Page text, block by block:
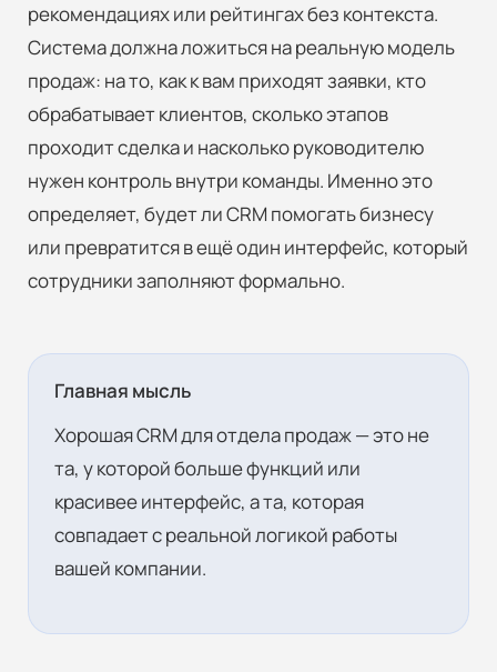
рекомендациях или рейтингах без контекста.
Система должна ложиться на реальную модель
продаж: на то, как к вам приходят заявки, кто
обрабатывает клиентов, сколько этапов
проходит сделка и насколько руководителю
нужен контроль внутри команды. Именно это
определяет, будет ли CRM помогать бизнесу
или превратится в ещё один интерфейс, который
сотрудники заполняют формально.
Главная мысль
Хорошая CRM для отдела продаж — это не
та, у которой больше функций или
красивее интерфейс, а та, которая
совпадает с реальной логикой работы
вашей компании.